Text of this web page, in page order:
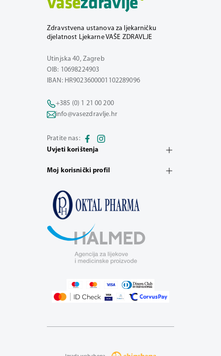
Zdravstvena ustanova za ljekarničku
djelatnost Ljekarne VAŠE ZDRAVLJE
Utinjska 40, Zagreb
OIB: 10698224903
IBAN: HR9023600001102289096
+385 (0) 1 21 00 200
info@vasezdravlje.hr
Pratite nas:
Uvjeti korištenja
Moj korisnički profil